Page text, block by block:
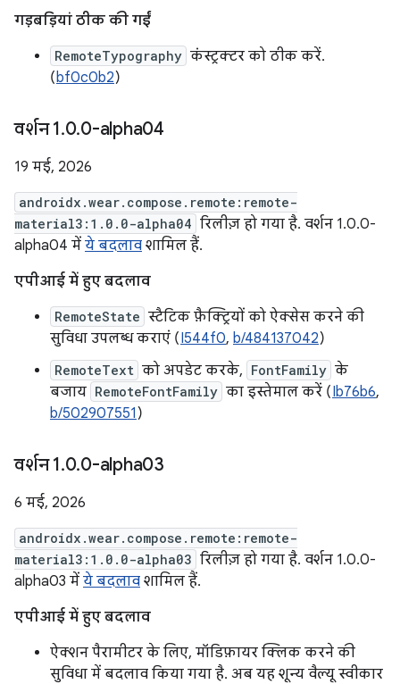
गड़बड़ियां ठीक की गईं
RemoteTypography कंस्ट्रक्टर को ठीक करें.
(bf0c0b2)
वर्शन 1.0.0-alpha04
19 मई, 2026
androidx.wear.compose.remote:remote-
material3:1.0.0-alpha04 रिलीज़ हो गया है. वर्शन 1.0.0-
alpha04 में ये बदलाव शामिल हैं.
एपीआई में हुए बदलाव
RemoteState स्टैटिक फ़ैक्ट्रियों को ऐक्सेस करने की
सुविधा उपलब्ध कराएं (I544f0, b/484137042)
RemoteText को अपडेट करके, FontFamily के
बजाय RemoteFontFamily का इस्तेमाल करें (Ib76b6,
b/502907551 )
वर्शन 1.0.0-alpha03
6 मई, 2026
androidx.wear.compose.remote:remote-
material3:1.0.0-alpha03 रिलीज़ हो गया है. वर्शन 1.0.0-
alpha03 में ये बदलाव शामिल हैं.
एपीआई में हुए बदलाव
ऐक्शन पैरामीटर के लिए, मॉडिफ़ायर क्लिक करने की
सुविधा में बदलाव किया गया है. अब यह शून्य वैल्यू स्वीकार